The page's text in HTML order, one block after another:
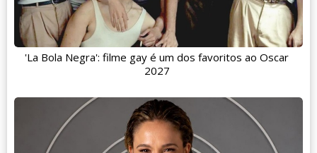
'La Bola Negra': filme gay é um dos favoritos ao Oscar
2027